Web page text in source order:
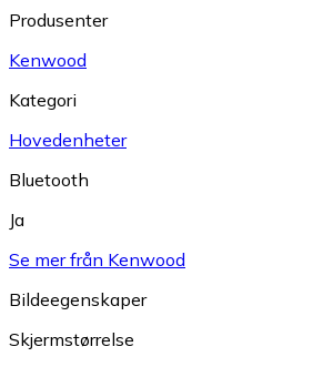
Produsenter
Kenwood
Kategori
Hovedenheter
Bluetooth
Ja
Se mer från Kenwood
Bildeegenskaper
Skjermstørrelse